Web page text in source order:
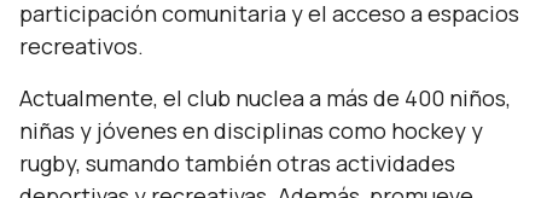
participación comunitaria y el acceso a espacios
recreativos.
Actualmente, el club nuclea a más de 400 niños,
niñas y jóvenes en disciplinas como hockey y
rugby, sumando también otras actividades